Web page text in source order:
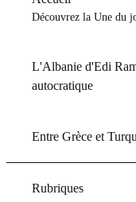
Découvrez la Une du
L'Albanie d'Edi
autocratique
Entre Grèce et
Rubriques